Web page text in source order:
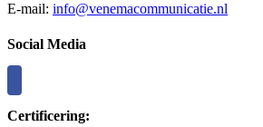
E-mail: info@venemacommunicatie.nl
Social Media
Certificering: